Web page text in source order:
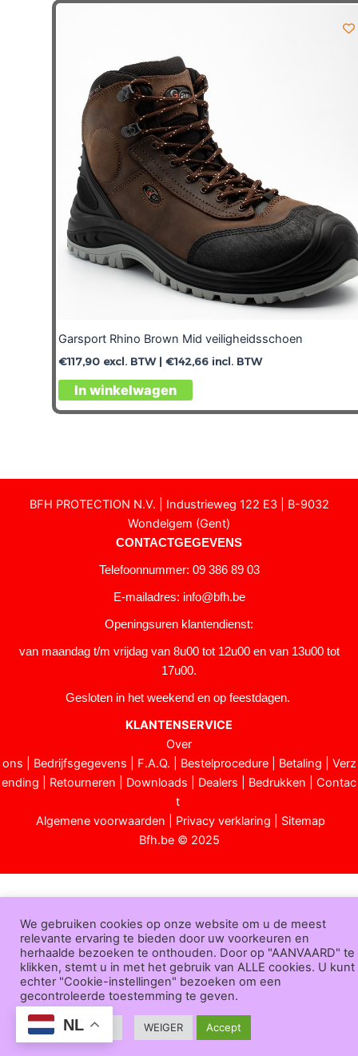
Garsport Rhino Brown Mid veiligheidsschoen
€117,90 excl. BTW | €142,66 incl. BTW
In winkelwagen
BFH PROTECTION N.V. | Industrieweg 122 E3 | B-9032
Wondelgem (Gent)
CONTACTGEGEVENS
Telefoonnummer: 09 386 89 03
E-mailadres: info@bfh.be
Openingsuren klantendienst:
van maandag t/m vrijdag van 8u00 tot 12u00 en van 13u00 tot
17u00.
Gesloten in het weekend en op feestdagen.
KLANTENSERVICE
Over
ons
Bedrijfsgegevens F.A.Q. Bestelprocedure| Betaling
Verz
ending
Retourneren Downloads Dealers Bedrukken
Contac
t
Algemene voorwaarden
Privacy verklaring
Sitemap
Bfh.be © 2025
We gebruiken cookies op onze website om u de meest
relevante ervaring te bieden door uw voorkeuren en
herhaalde bezoeken te onthouden. Door op "AANVAARD" te
klikken, stemt u in met het gebruik van ALLE cookies. U kunt
echter "Cookie-instellingen" bezoeken om een
gecontroleerde toestemming te geven.
Cookie Settings WEIGER Accept
NL